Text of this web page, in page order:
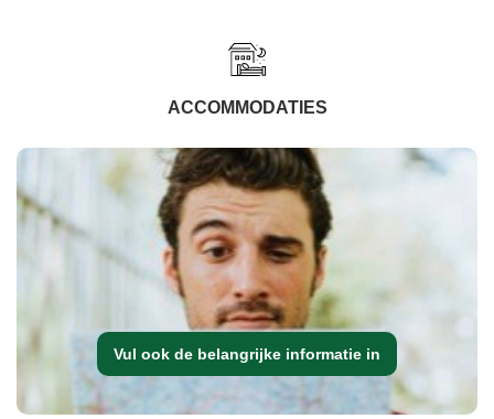
ACCOMMODATIES
Vul ook de belangrijke informatie in